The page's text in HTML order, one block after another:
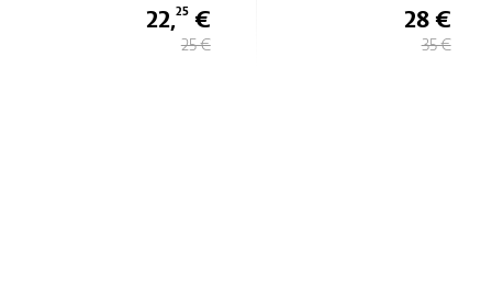
22,25€
25 €
28 €
35 €